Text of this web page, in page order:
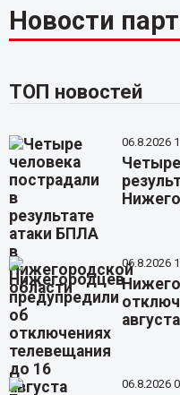
Новости
ТОП новостей
06.8.2026
06.8.2026
августа
06.8.2026